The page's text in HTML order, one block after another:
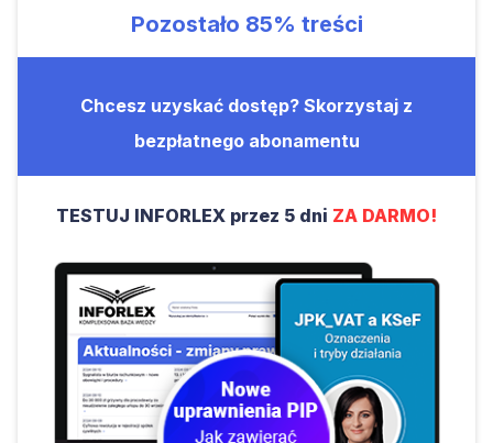
Pozostało 85% treści
Chcesz uzyskać dostęp? Skorzystaj z
bezpłatnego abonamentu
TESTUJ INFORLEX przez 5 dni ZA DARMO!